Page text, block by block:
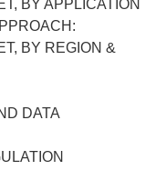
BY APPLICATION
BY REGION &
DATA